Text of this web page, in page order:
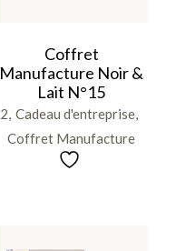
Coffret
Manufacture Noir &
Lait N°15
2 Cadeau d'entreprise
Coffret Manufacture